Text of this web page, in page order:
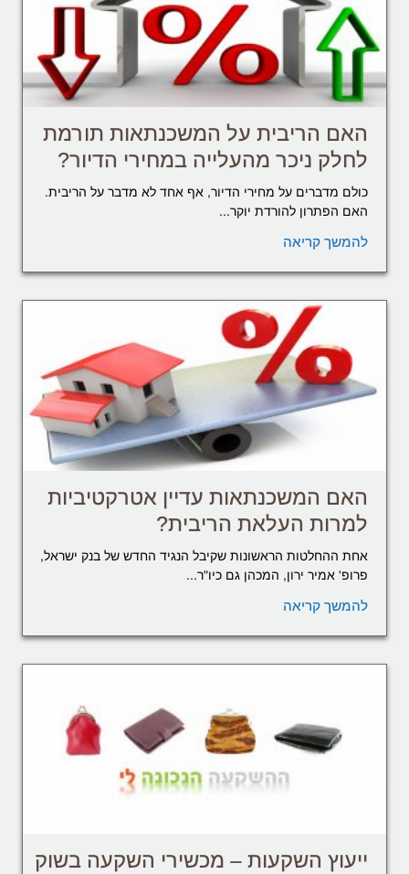
האם הריבית על המשכנתאות תורמת
לחלק ניכר מהעלייה במחירי הדיור?
כולם מדברים על מחירי הדיור, אף אחד לא מדבר על הריבית.
האם הפתרון להורדת יוקר...
להמשך קריאה
האם המשכנתאות עדיין אטרקטיביות
למרות העלאת הריבית?
אחת ההחלטות הראשונות שקיבל הנגיד החדש של בנק ישראל,
פרופ' אמיר ירון, המכהן גם כיו"ר...
להמשך קריאה
ייעוץ השקעות – מכשירי השקעה בשוק